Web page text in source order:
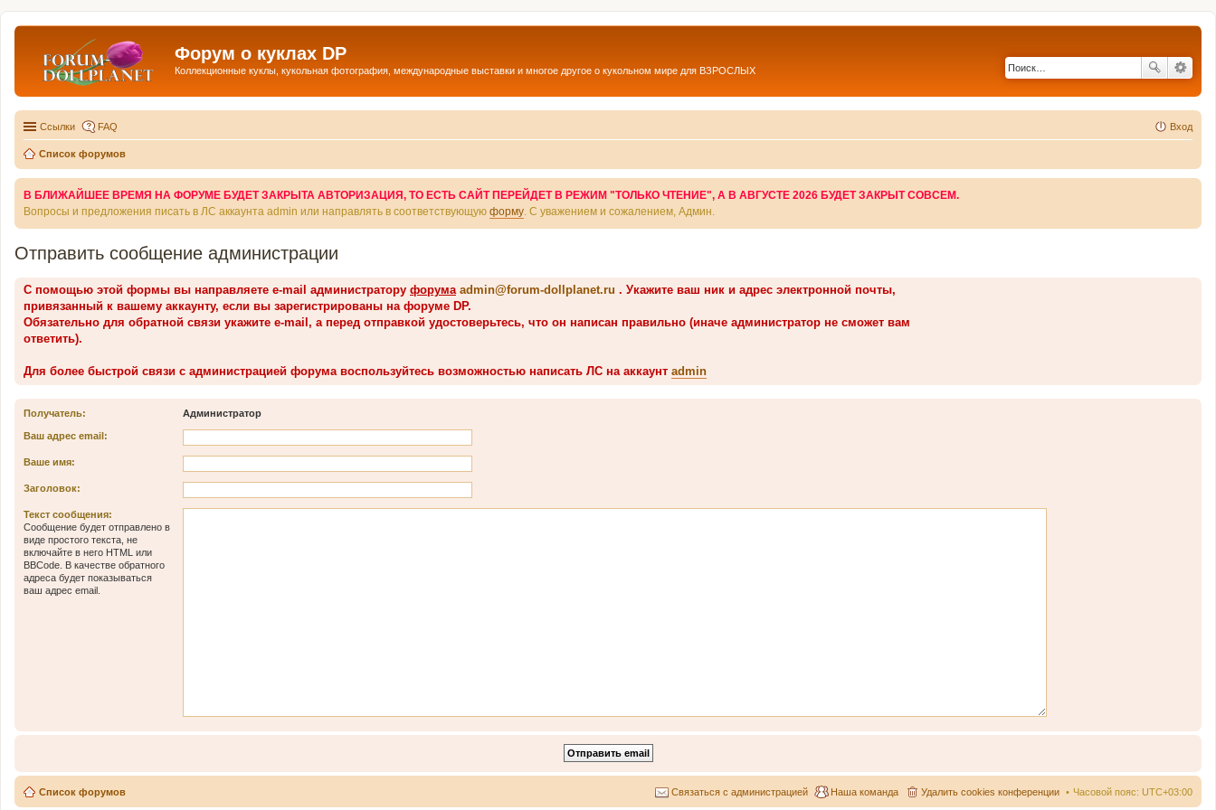
Форум о куклах DP
Коллекционные куклы, кукольная фотография, международные выставки и многое другое о кукольном мире для ВЗРОСЛЫХ
Ссылки FAQ Вход
Список форумов
В БЛИЖАЙШЕЕ ВРЕМЯ НА ФОРУМЕ БУДЕТ ЗАКРЫТА АВТОРИЗАЦИЯ, ТО ЕСТЬ САЙТ ПЕРЕЙДЕТ В РЕЖИМ "ТОЛЬКО ЧТЕНИЕ", А В АВГУСТЕ 2026 БУДЕТ ЗАКРЫТ СОВСЕМ.
Вопросы и предложения писать в ЛС аккаунта admin или направлять в соответствующую форму . С уважением и сожалением, Админ.
Отправить сообщение администрации
С помощью этой формы вы направляете e-mail администратору форума admin@forum-dollplanet.ru . Укажите ваш ник и адрес электронной почты,
привязанный к вашему аккаунту, если вы зарегистрированы на форуме DP.
Обязательно для обратной связи укажите e-mail, а перед отправкой удостоверьтесь, что он написан правильно (иначе администратор не сможет вам
ответить).
Для более быстрой связи с администрацией форума воспользуйтесь возможностью написать ЛС на аккаунт admin
Получатель: Администратор
Ваш адрес email:
Ваше имя:
Заголовок:
Текст сообщения:
Сообщение будет отправлено в
виде простого текста, не
включайте в него HTML или
BBCode. В качестве обратного
адреса будет показываться
ваш адрес email.
Список форумов Часовой пояс: UTC+03:00
Удалить cookies конференции
Наша команда
Связаться с администрацией